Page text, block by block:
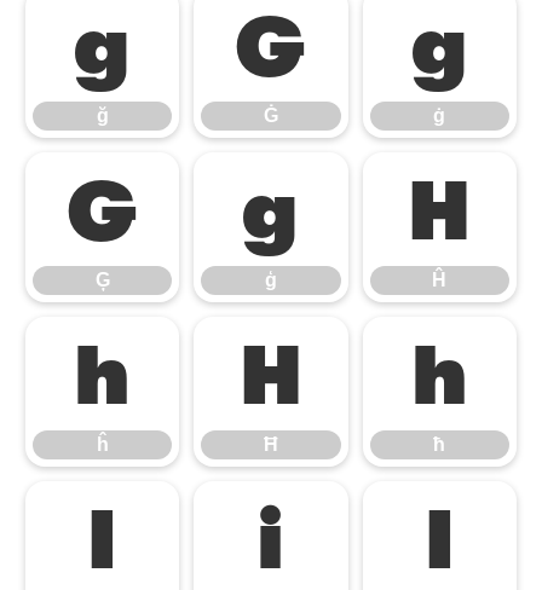
ğ
ğ
Ġ
Ġ
ġ
ġ
Ģ
Ģ
ģ
ģ
Ĥ
Ĥ
ĥ
ĥ
Ħ
Ħ
ħ
ħ
Ĩ ĩ Ī